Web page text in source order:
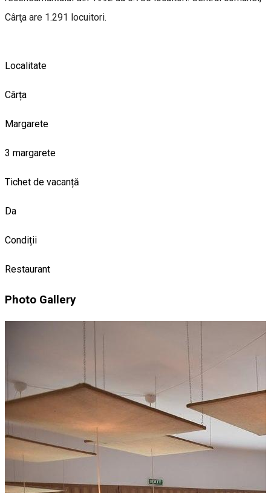
Cârţa are 1.291 locuitori.
Localitate
Cârța
Margarete
3 margarete
Tichet de vacanță
Da
Condiții
Restaurant
Photo Gallery